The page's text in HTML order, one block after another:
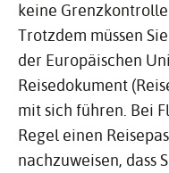
keine
Trotzdem müssen
der Europäischen
Reisedokument
mit sich führen. Bei
Regel einen
nachzuweisen, dass